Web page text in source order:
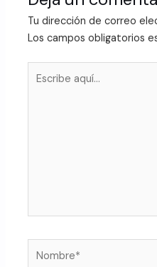
Tu dirección de correo
Los campos obligatorios